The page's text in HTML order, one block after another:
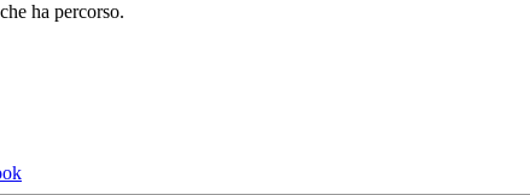
ha percorso.